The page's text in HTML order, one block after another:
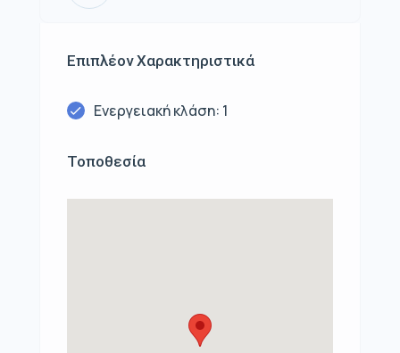
Επιπλέον Χαρακτηριστικά
Ενεργειακή κλάση: 1
Τοποθεσία